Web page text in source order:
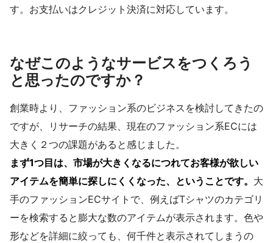
す。お支払いはクレジット決済に対応しています。
なぜこのようなサービスをつくろう
と思ったのですか？
創業時より、ファッション系のビジネスを検討してきたの
ですが、リサーチの結果、現在のファッション系ECには
大きく２つの課題があると感じました。
まず1つ目は、市場が大きくなるにつれてお客様が欲しい
アイテムを簡単に探しにくくなった、ということです。 大
手のファッションECサイトで、例えばTシャツのカテゴリ
ーを検索すると膨大な数のアイテムが表示されます。色や
形などを詳細に絞っても、何千件と表示されてしまうの